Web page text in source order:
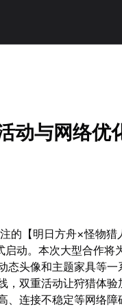
动与网络优
的【明日方舟×怪物猎
动。本次大型合作将
态头像和主题家具等一
双重活动让狩猎体验
、连接不稳定等网络障